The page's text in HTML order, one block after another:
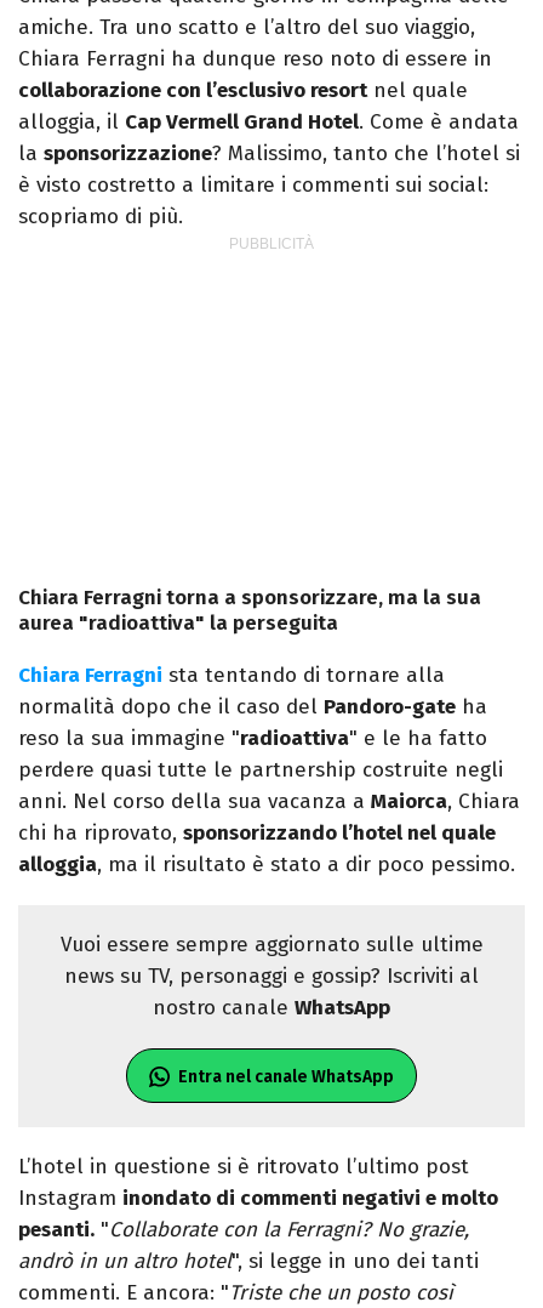
amiche. Tra uno scatto e l’altro del suo viaggio,
Chiara Ferragni ha dunque reso noto di essere in
collaborazione con l’esclusivo resortnel quale
alloggia, il Cap Vermell Grand Hotel. Come è andata
la sponsorizzazione? Malissimo, tanto che l’hotel si
è visto costretto a limitare i commenti sui social:
scopriamo di più.
Chiara Ferragni torna a sponsorizzare, ma la sua
aurea "radioattiva" la perseguita
Chiara Ferragni sta tentando di tornare alla
normalità dopo che il caso del Pandoro-gate ha
reso la sua immagine "radioattiva" e le ha fatto
perdere quasi tutte le partnership costruite negli
anni. Nel corso della sua vacanza a Maiorca, Chiara
chi ha riprovato, sponsorizzando l’hotel nel quale
alloggia, ma il risultato è stato a dir poco pessimo.
Vuoi essere sempre aggiornato sulle ultime
news su TV, personaggi e gossip? Iscriviti al
nostro canale WhatsApp
Entra nel canale WhatsApp
L’hotel in questione si è ritrovato l’ultimo post
Instagram inondato di commenti negativi e molto
pesanti. "Collaborate con la Ferragni? No grazie,
andrò in un altro hotel", si legge in uno dei tanti
commenti. E ancora: "Triste che un posto così